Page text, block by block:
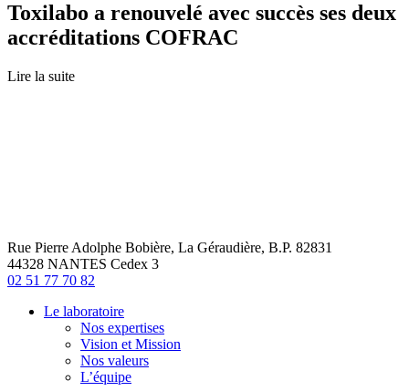
Toxilabo a renouvelé avec succès ses deux
accréditations COFRAC
Lire la suite
Rue Pierre Adolphe Bobière, La Géraudière, B.P. 82831
44328 NANTES Cedex 3
02 51 77 70 82
Le laboratoire
Nos expertises
Vision et Mission
Nos valeurs
L’équipe